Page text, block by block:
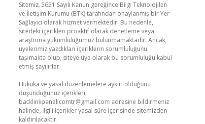
Sitemiz, 5651 Sayılı Kanun gereğince Bilgi Teknolojileri
ve İletişim Kurumu (BTK) tarafından onaylanmış bir Yer
Sağlayıcı olarak hizmet vermektedir. Bu nedenle,
sitedeki içerikleri proaktif olarak denetleme veya
araştırma yükümlülüğümüz bulunmamaktadır. Ancak,
üyelerimiz yazdıkları içeriklerin sorumluluğunu
taşımakta olup, siteye üye olarak bu sorumluluğu kabul
etmiş sayılırlar.
Hukuka ve yasal düzenlemelere aykırı olduğunu
düşündüğünüz içerikleri,
backlinkpanelicomtr@gmail.com adresine bildirmeniz
halinde, ilgili içerikler yasal süre içerisinde sitemizden
kaldırılacaktır.